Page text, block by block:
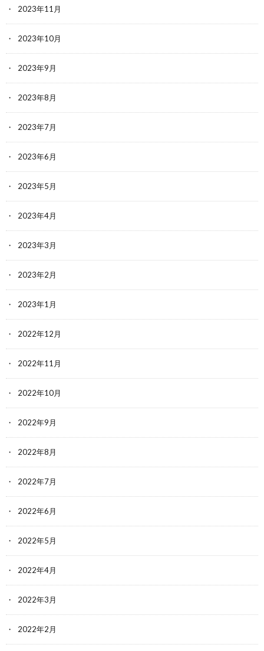
2023年11月
2023年10月
2023年9月
2023年8月
2023年7月
2023年6月
2023年5月
2023年4月
2023年3月
2023年2月
2023年1月
2022年12月
2022年11月
2022年10月
2022年9月
2022年8月
2022年7月
2022年6月
2022年5月
2022年4月
2022年3月
2022年2月